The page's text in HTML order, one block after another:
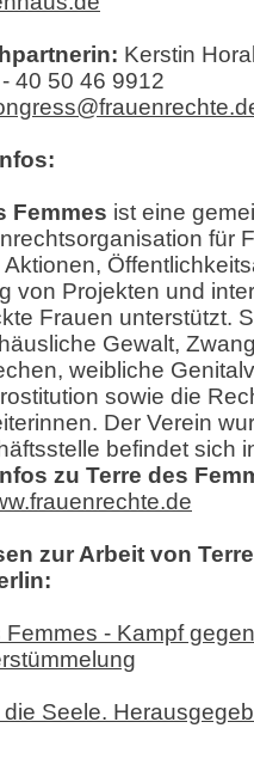
Kerstin
40 50 46 9912
Femmes ist eine
für
von Projekten und
Frauen unterstützt.
Gewalt,
weibliche
sowie die
Der Verein
befindet sich
zu Terre des
zur Arbeit von
Femmes - Kampf gegen
die Seele.